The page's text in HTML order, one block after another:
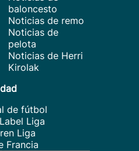
baloncesto
Noticias de remo
Noticias de
pelota
Noticias de Herri
Kirolak
de fútbol
Liga
Liga
Francia